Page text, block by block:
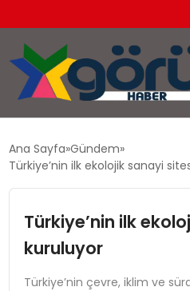
GÜNDEM
MAGAZIN
Ana Sayfa Gündem
Türkiye’nin ilk ekolojik sanayi
Türkiye’nin ilk
kuruluyor
Türkiye’nin çevre, iklim ve